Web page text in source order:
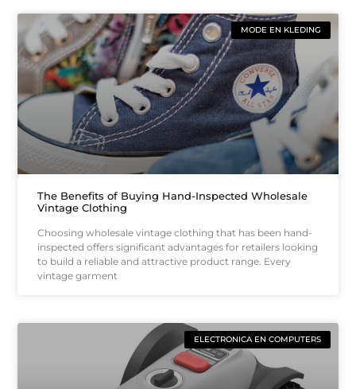
MODE EN KLEDING
The Benefits of Buying Hand-Inspected Wholesale
Vintage Clothing
Choosing wholesale vintage clothing that has been hand-
inspected offers significant advantages for retailers looking
to build a reliable and attractive product range. Every
vintage garment
ELECTRONICA EN COMPUTERS